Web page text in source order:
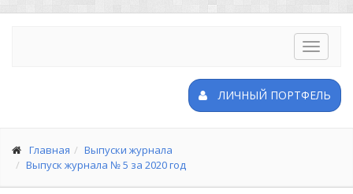
Toggle
ЛИЧНЫЙ ПОРТФЕЛЬ
Главная
Выпуски журнала
Выпуск журнала № 5 за 2020 год